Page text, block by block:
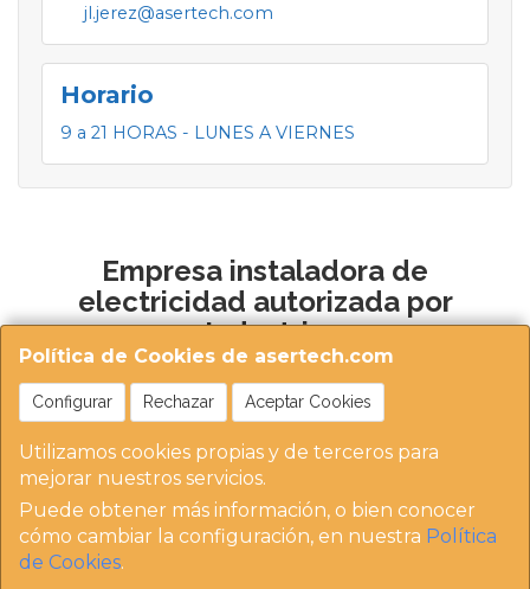
Política de Cookies de asertech.com
Configurar Rechazar Aceptar Cookies
Utilizamos cookies propias y de terceros para
mejorar nuestros servicios.
Puede obtener más información, o bien conocer
cómo cambiar la configuración, en nuestra Política
de Cookies.
jl.jerez@asertech.com
Horario
9 a 21 HORAS - LUNES A VIERNES
Empresa instaladora de
electricidad autorizada por
Industria
https://instaladoresdemadrid.com/at_biz_dir/asertec
h-ip/